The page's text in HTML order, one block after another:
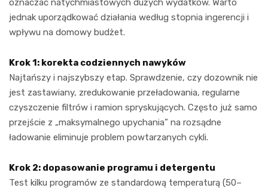
jednak uporządkować działania według stopnia ingerencji i
wpływu na domowy budżet.
Krok 1: korekta codziennych nawyków
Najtańszy i najszybszy etap. Sprawdzenie, czy dozownik nie
jest zastawiany, zredukowanie przeładowania, regularne
czyszczenie filtrów i ramion spryskujących. Często już samo
przejście z „maksymalnego upychania” na rozsądne
ładowanie eliminuje problem powtarzanych cykli.
Krok 2: dopasowanie programu i detergentu
Test kilku programów ze standardową temperaturą (50–